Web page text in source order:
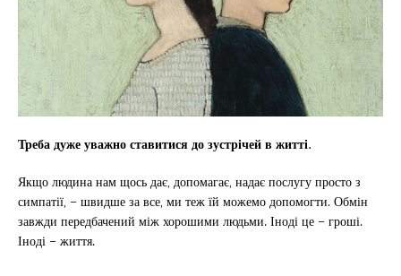
Треба дуже уважно ставитися до зустрічей в житті.
Якщо людина нам щось дає, допомагає, надає послугу просто з
симпатії, – швидше за все, ми теж їй можемо допомогти. Обмін
завжди передбачений між хорошими людьми. Іноді це – гроші.
Іноді – життя.